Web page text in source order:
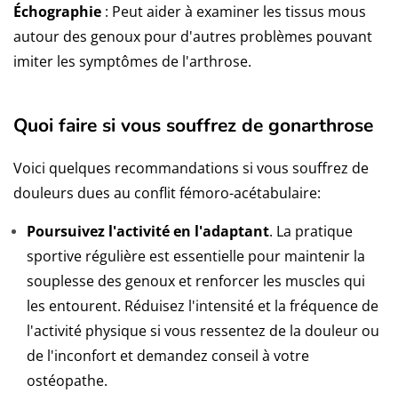
Échographie : Peut aider à examiner les tissus mous
autour des genoux pour d'autres problèmes pouvant
imiter les symptômes de l'arthrose.
Quoi faire si vous souffrez de gonarthrose
Voici quelques recommandations si vous souffrez de
douleurs dues au conflit fémoro-acétabulaire:
Poursuivez l'activité en l'adaptant. La pratique
sportive régulière est essentielle pour maintenir la
souplesse des genoux et renforcer les muscles qui
les entourent. Réduisez l'intensité et la fréquence de
l'activité physique si vous ressentez de la douleur ou
de l'inconfort et demandez conseil à votre
ostéopathe.